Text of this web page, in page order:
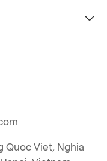
Quoc Viet, Nghia